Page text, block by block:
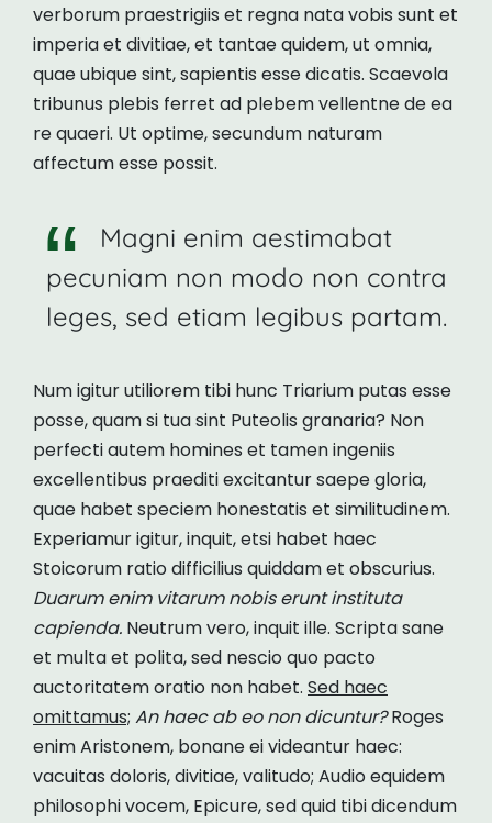
verborum praestrigiis et regna nata vobis sunt et
imperia et divitiae, et tantae quidem, ut omnia,
quae ubique sint, sapientis esse dicatis. Scaevola
tribunus plebis ferret ad plebem vellentne de ea
re quaeri. Ut optime, secundum naturam
affectum esse possit.
Magni enim aestimabat
pecuniam non modo non contra
leges, sed etiam legibus partam.
Num igitur utiliorem tibi hunc Triarium putas esse
posse, quam si tua sint Puteolis granaria? Non
perfecti autem homines et tamen ingeniis
excellentibus praediti excitantur saepe gloria,
quae habet speciem honestatis et similitudinem.
Experiamur igitur, inquit, etsi habet haec
Stoicorum ratio difficilius quiddam et obscurius.
Duarum enim vitarum nobis erunt instituta
capienda. Neutrum vero, inquit ille. Scripta sane
et multa et polita, sed nescio quo pacto
auctoritatem oratio non habet. Sed haec
omittamus; An haec ab eo non dicuntur?Roges
enim Aristonem, bonane ei videantur haec:
vacuitas doloris, divitiae, valitudo; Audio equidem
philosophi vocem, Epicure, sed quid tibi dicendum